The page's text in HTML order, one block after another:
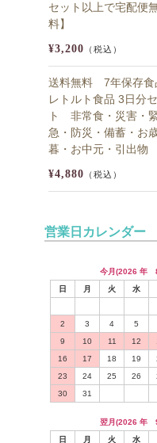
セット以上で宅配便
料】
¥3,200 （税込）
送料無料 7年保存食
レトルト食品 3日分
ト 非常食・災害・
急・防災・備蓄・お
暮・お中元・引出物
¥4,880 （税込）
営業日カレンダー
今月(2026 年
日
月 火 水
2
3 4 5
9
10 11 12
16
17 18 19
23
24 25 26
30
31
翌月(2026 年
日
月 火 水